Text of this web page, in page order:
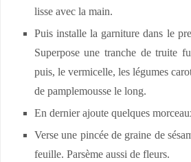
lisse avec la main.
Puis installe la garniture dans le
Superpose une tranche de truite
puis, le vermicelle, les légumes
de pamplemousse le long.
En dernier ajoute quelques
Verse une pincée de graine de
feuille. Parsème aussi de fleurs.